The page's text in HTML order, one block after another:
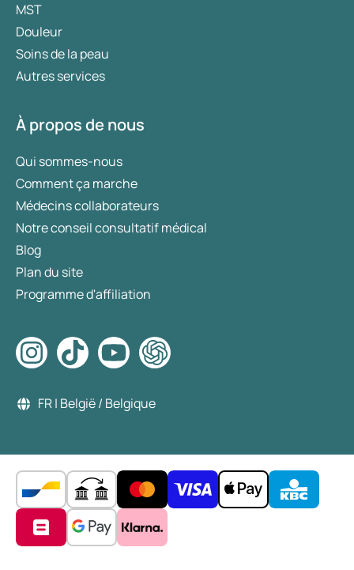
MST
Douleur
Soins de la peau
Autres services
À propos de nous
Qui sommes-nous
Comment ça marche
Médecins collaborateurs
Notre conseil consultatif médical
Blog
Plan du site
Programme d'affiliation
FR | België / Belgique